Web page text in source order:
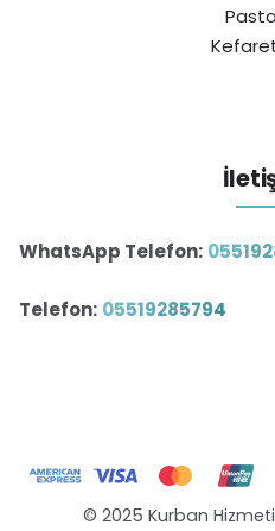
WhatsApp Telefon:
Telefon: 05519285794
© 2025 Kurban